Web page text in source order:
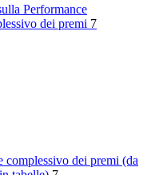
Performance
dei premi 7
complessivo dei premi (da